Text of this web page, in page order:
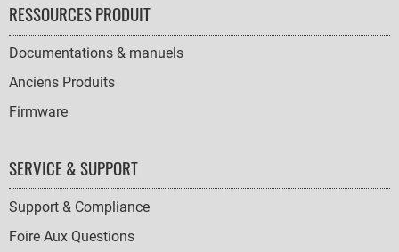
RESSOURCES PRODUIT
Documentations & manuels
Anciens Produits
Firmware
SERVICE & SUPPORT
Support & Compliance
Foire Aux Questions